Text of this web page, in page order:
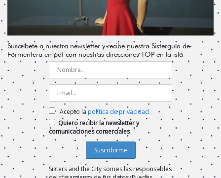
Suscríbete a nuestra newsletter y recibe nuestra Sisterguía de
Formentera en pdf con nuestras direcciones TOP en la isla
Acepto la política de privacidad
Quiero recibir la newsletter y
comunicaciones comerciales
Sisters and the City somos las responsables